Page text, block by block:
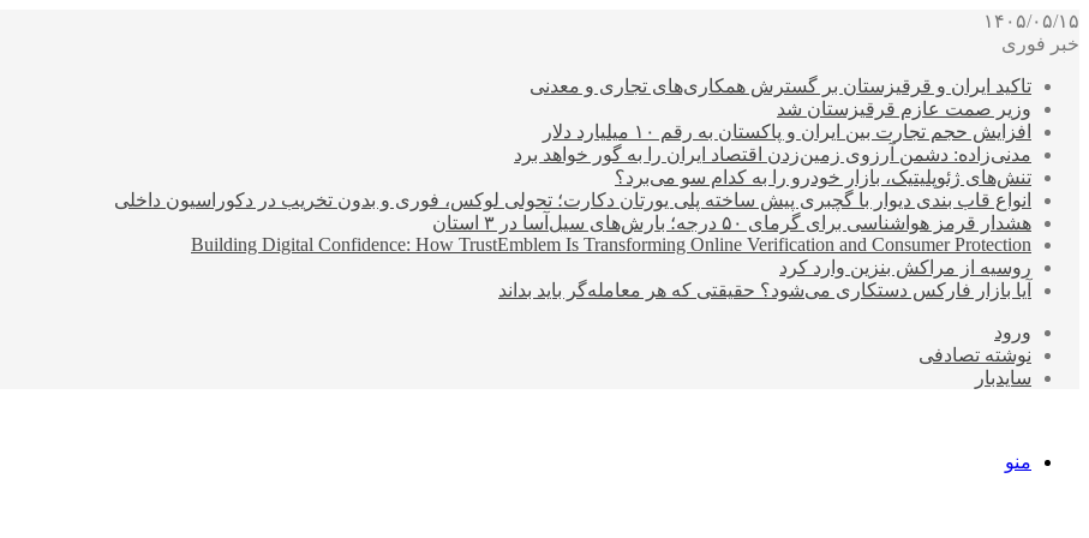
۱۴۰۵/۰۵/۱۵
خبر فوری
تاکید ایران و قرقیزستان بر گسترش همکاری‌های تجاری و معدنی
وزیر صمت عازم قرقیزستان شد
افزایش حجم تجارت بین ایران و پاکستان به رقم ۱۰ میلیارد دلار
مدنی‌زاده: دشمن آرزوی زمین‌زدن اقتصاد ایران را به گور خواهد برد
تنش‌های ژئوپلیتیک، بازار خودرو را به کدام سو می‌برد؟
انواع قاب بندی دیوار با گچبری پیش ساخته پلی یورتان دکارت؛ تحولی لوکس، فوری و بدون تخریب در دکوراسیون داخلی
هشدار قرمز هواشناسی برای گرمای ۵۰ درجه؛ بارش‌های سیل‌آسا در ۳ استان
Building Digital Confidence: How TrustEmblem Is Transforming Online Verification and Consumer Protection
روسیه از مراکش بنزین وارد کرد
آیا بازار فارکس دستکاری می‌شود؟ حقیقتی که هر معامله‌گر باید بداند
ورود
نوشته تصادفی
سایدبار
منو